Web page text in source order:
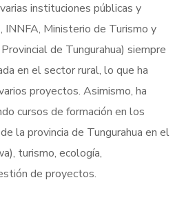
instituciones públicas y
INNFA, Ministerio de Turismo y
de Tungurahua) siempre
en el sector rural, lo que ha
proyectos. Asimismo, ha
cursos de formación en los
la provincia de Tungurahua en el
turismo, ecología,
de proyectos.